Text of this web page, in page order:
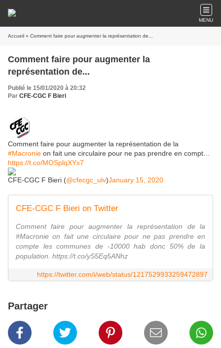
MENU
Accueil » Comment faire pour augmenter la représentation de...
Comment faire pour augmenter la
représentation de...
Publié le 15/01/2020 à 20:32
Par CFE-CGC F Bieri
Comment faire pour augmenter la représentation de la
#Macronie on fait une circulaire pour ne pas prendre en compt…
https://t.co/MOSplqXYx7
CFE-CGC F Bieri (@cfecgc_ulv)January 15, 2020
CFE-CGC F Bieri on Twitter
Comment faire pour augmenter la représentation de la
#Macronie on fait une circulaire pour ne pas prendre en
compte les communes de -10000 hab donc 50% de la
population. https://t.co/yS5Eq5ANhz
https://twitter.com/i/web/status/1217529933259472897
Partager